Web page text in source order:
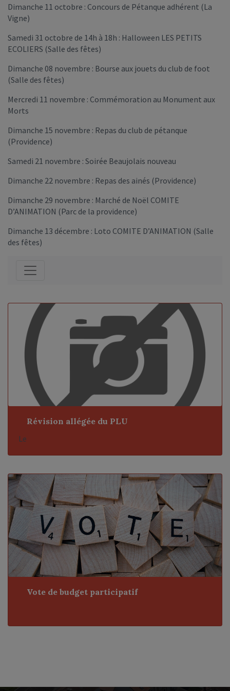
Dimanche 11 octobre : Concours de Pétanque adhérent (La
Vigne)
Samedi 31 octobre de 14h à 18h : Halloween LES PETITS
ECOLIERS (Salle des fêtes)
Dimanche 08 novembre : Bourse aux jouets du club de foot
(Salle des fêtes)
Mercredi 11 novembre : Commémoration au Monument aux
Morts
Dimanche 15 novembre : Repas du club de pétanque
(Providence)
Samedi 21 novembre : Soirée Beaujolais nouveau
Dimanche 22 novembre : Repas des ainés (Providence)
Dimanche 29 novembre : Marché de Noël COMITE
D’ANIMATION (Parc de la providence)
Dimanche 13 décembre : Loto COMITE D’ANIMATION (Salle
des fêtes)
Révision allégée du PLU
Le
Vote de budget participatif